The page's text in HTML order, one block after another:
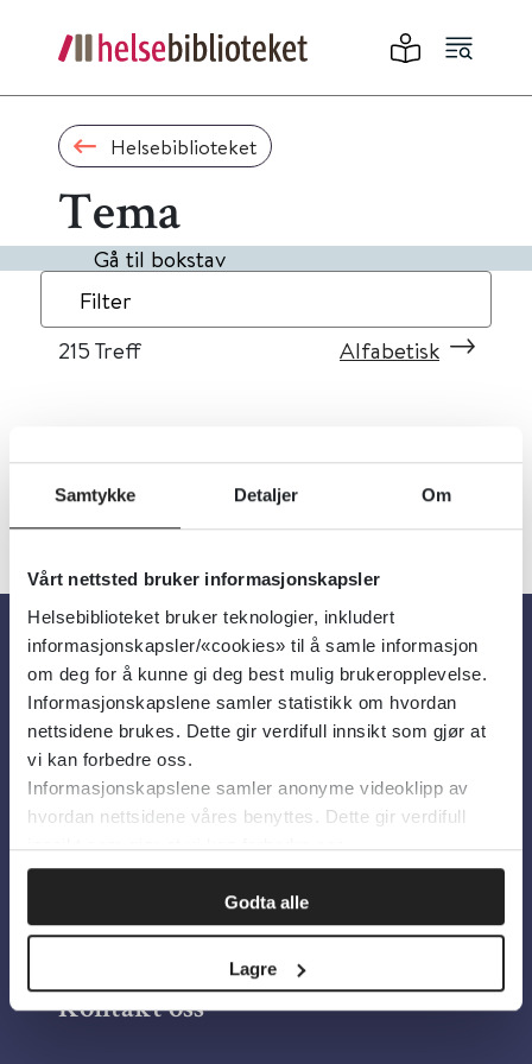
Samtykke Detaljer Om
Vårt nettsted bruker informasjonskapsler
Helsebiblioteket bruker teknologier, inkludert
informasjonskapsler/«cookies» til å samle informasjon
om deg for å kunne gi deg best mulig brukeropplevelse.
Informasjonskapslene samler statistikk om hvordan
nettsidene brukes. Dette gir verdifull innsikt som gjør at
vi kan forbedre oss.
Informasjonskapslene samler anonyme videoklipp av
hvordan nettsidene våres benyttes. Dette gir verdifull
innsikt som gjør at vi kan forbedre oss.
Godta alle
Lagre
Helsebiblioteket
Tema
Gå til bokstav
Filter
215 Treff Alfabetisk
« 1 19 20 »
Om oss
Om Helsebiblioteket
Personvern og informasjonskapsler
Tilgjengelighetserklæring
Information in English
Bilder fra Colourbox.com
Kontakt oss